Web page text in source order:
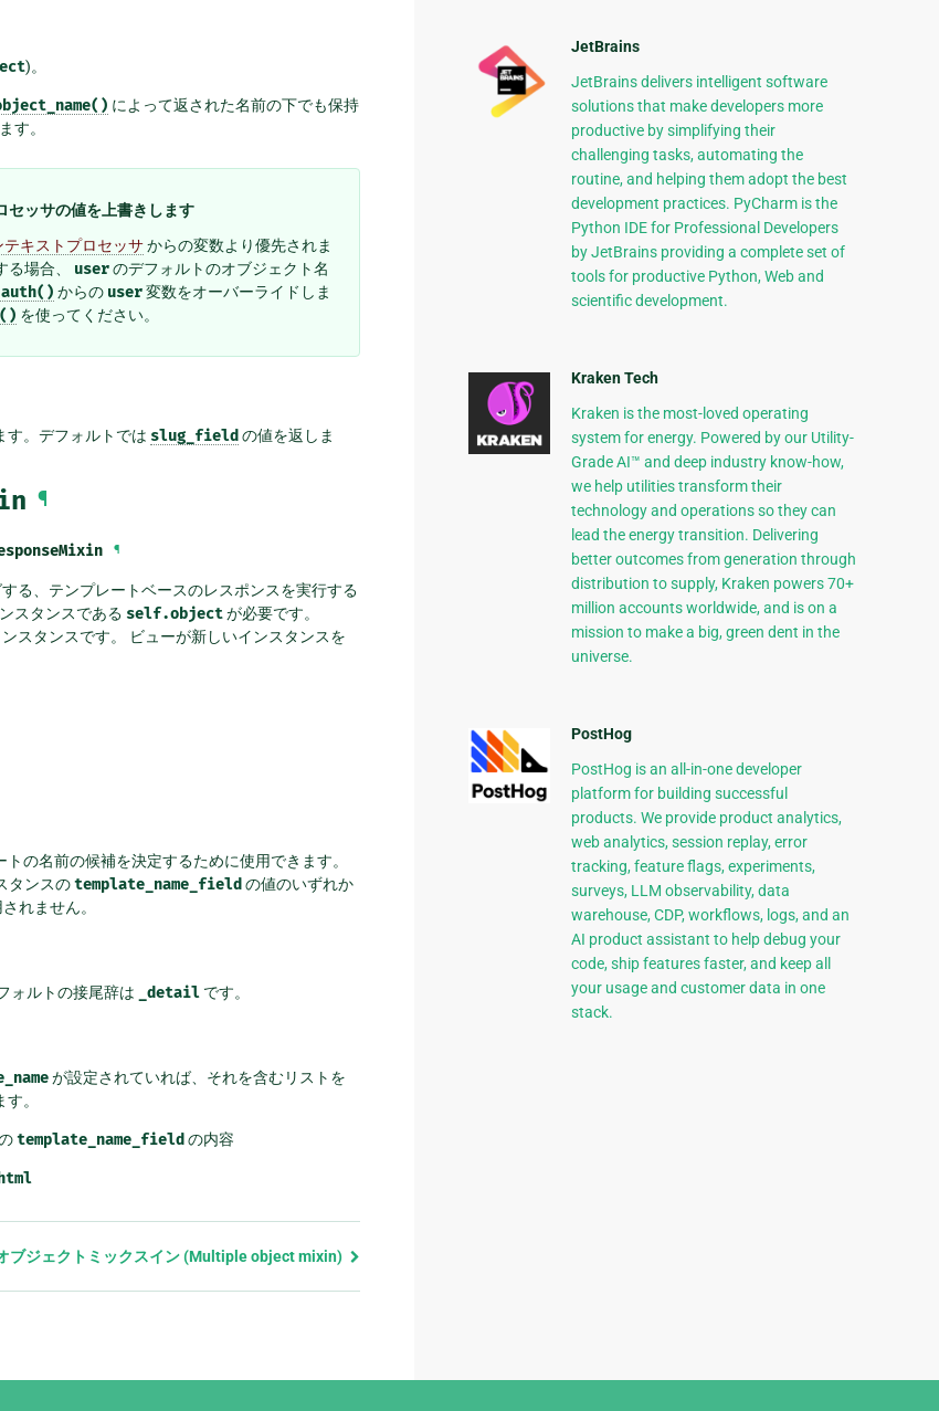
)。
によって返された名前の下でも保持
す。
セッサの値を上書きします
テキストプロセッサからの変数より優先されま
る場合、 userのデフォルトのオブジェクト名
からの user変数をオーバーライドしま
を使ってください。
す。デフォルトでは slug_field の値を返しま
¶
¶
る、テンプレートベースのレスポンスを実行する
スタンスである self.objectが必要です。
スタンスです。 ビューが新しいインスタンスを
の名前の候補を決定するために使用できます。
タンスのtemplate_name_field の値のいずれか
れません。
ォルトの接尾辞は _detail です。
が設定されていれば、それを含むリストを
。
template_name_field の内容
ブジェクトミックスイン (Multiple object mixin)
JetBrains
JetBrains delivers intelligent software
solutions that make developers more
productive by simplifying their
challenging tasks, automating the
routine, and helping them adopt the best
development practices. PyCharm is the
Python IDE for Professional Developers
by JetBrains providing a complete set of
tools for productive Python, Web and
scientific development.
Kraken Tech
Kraken is the most-loved operating
system for energy. Powered by our Utility-
Grade AI™ and deep industry know-how,
we help utilities transform their
technology and operations so they can
lead the energy transition. Delivering
better outcomes from generation through
distribution to supply, Kraken powers 70+
million accounts worldwide, and is on a
mission to make a big, green dent in the
universe.
PostHog
PostHog is an all-in-one developer
platform for building successful
products. We provide product analytics,
web analytics, session replay, error
tracking, feature flags, experiments,
surveys, LLM observability, data
warehouse, CDP, workflows, logs, and an
AI product assistant to help debug your
code, ship features faster, and keep all
your usage and customer data in one
stack.